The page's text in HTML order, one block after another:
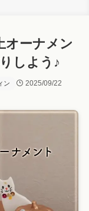
オーナメン
しよう♪
ン 2025/09/22